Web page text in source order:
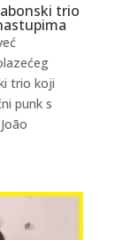
trio
trio koji
punk s